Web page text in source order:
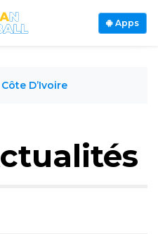
Apps
Côte D’Ivoire